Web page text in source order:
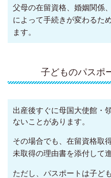
父母の在留資格、婚姻関係
によって手続きが変わるた
ます。
子どものパスポ
出産後すぐに母国大使館・
ないことがあります。
その場合でも、在留資格取
未取得の理由書を添付して
ただし、パスポートは子ど